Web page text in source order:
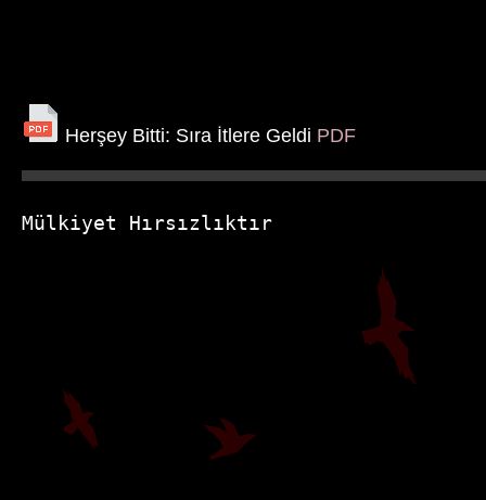
Herşey Bitti: Sıra İtlere Geldi PDF
Mülkiyet Hırsızlıktır